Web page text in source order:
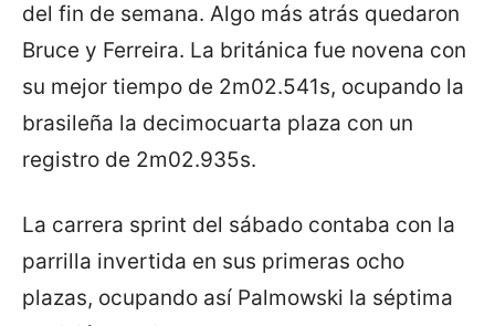
del fin de semana. Algo más atrás quedaron
Bruce y Ferreira. La británica fue novena con
su mejor tiempo de 2m02.541s, ocupando la
brasileña la decimocuarta plaza con un
registro de 2m02.935s.
La carrera sprint del sábado contaba con la
parrilla invertida en sus primeras ocho
plazas, ocupando así Palmowski la séptima